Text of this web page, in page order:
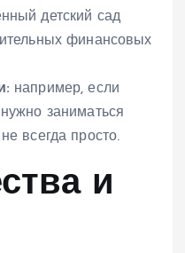
детский сад
финансовых
например, если
заниматься
всегда просто.
и